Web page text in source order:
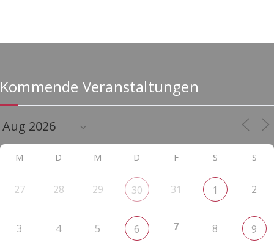
Kommende Veranstaltungen
M D M D F S S
27 28 29 30 31 1 2
3 4 5 6 7 8 9